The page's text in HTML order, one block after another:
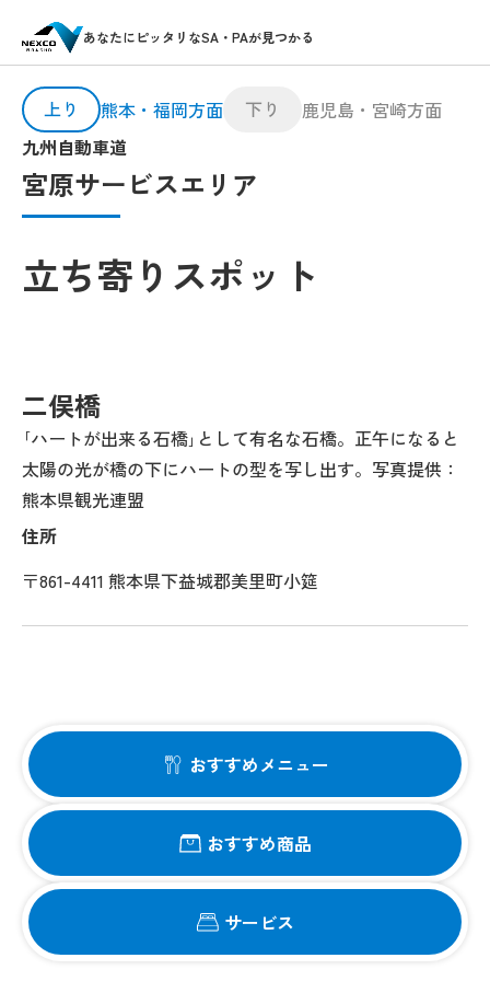
あなたにピッタリなSA・PAが見つかる
九州自動車道
宮原サービスエリア
上り 熊本・福岡方面 下り 鹿児島・宮崎方面
立ち寄りスポット
二俣橋
｢ハートが出来る石橋｣として有名な石橋。正午になると
太陽の光が橋の下にハートの型を写し出す。写真提供：
熊本県観光連盟
住所
〒861-4411 熊本県下益城郡美里町小筵
おすすめメニュー
おすすめ商品
サービス